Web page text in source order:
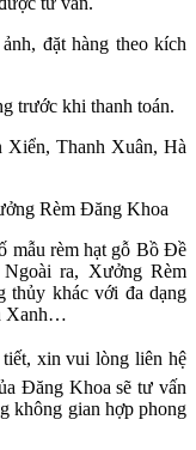
đặt hàng theo kích
trước khi thanh toán.
Xiển, Thanh Xuân, Hà
Rèm Đăng Khoa
mẫu rèm hạt gỗ Bồ Đề
ra, Xưởng Rèm
thủy khác với đa dạng
Xanh…
xin vui lòng liên hệ
Đăng Khoa sẽ tư vấn
không gian hợp phong